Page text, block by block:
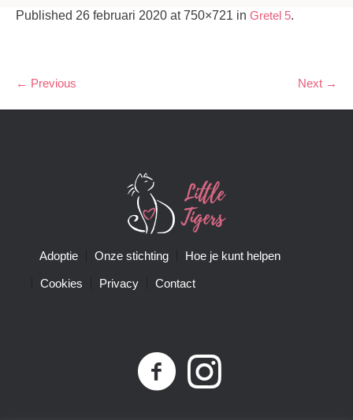
Published 26 februari 2020 at 750×721 in Gretel 5.
← Previous Next →
Adoptie Onze stichting Hoe je kunt helpen
Cookies Privacy Contact